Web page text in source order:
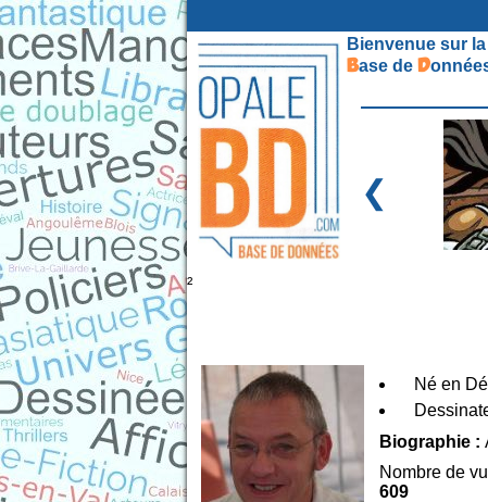
Bienvenue sur
Base de D
❮
²
Né en
Biographie :
Nombre de
609